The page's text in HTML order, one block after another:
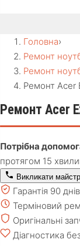
Головна›
Ремонт
Ремонт
Ремонт Acer
Ремонт Acer
Потрібна
протягом 15
Викликати
Гарантія 90 днів
Терміновий
Оригінальні
Діагностика